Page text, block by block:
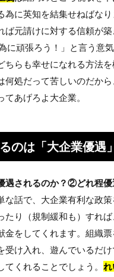
為に英知を結集せねばな
ば元請けに対する信頼が築
に頑張ろう！」と言う意
ちらも幸せになれる方法
何処だって苦しいのだか
てあげろよ大企業。
のは「大企業優遇」
遇されるのか？②どれ程優
話で、大企業有利な政策
たり（規制緩和も）すれば
金をしてくれます。組織票
受け入れ、遊んでいるだ
てくれることでしょう。 れ